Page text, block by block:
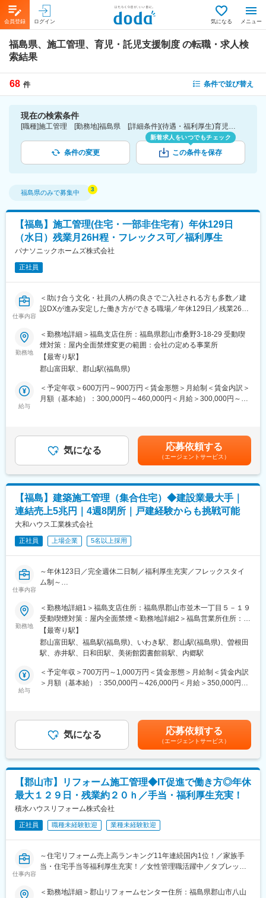
会員登録 ログイン 気になる メニュー
福島県、施工管理、育児・託児支援制度 の転職・求人検
索結果
68 件 条件で並び替え
現在の検索条件
[職種]施工管理 [勤務地]福島県 [詳細条件](待遇・福利厚生)育児・託児支援制度
条件の変更
新着求人をいつでもチェック
この条件を保存
福島県のみで募集中
【福島】施工管理(住宅・一部非住宅有）年休129日
（水日）残業月26H程・フレックス可／福利厚生
パナソニックホームズ株式会社
正社員
仕事内容
＜助け合う文化・社員の人柄の良さでご入社される方も多数／建
設DXが進み安定した働き方ができる職場／年休129日／残業26H
を持つ建物の建築に携わり、住宅だけでなく非住宅分野の経験も
積むことが可能＞
主に当社の主力商品である戸建および集合住宅の建築施工管理
（工事管理）を担当していただきます。
都市部においては、複合的な利用目的を持つ最大９階建まで建築
可能な『多層階住宅：ビューノ』を担当いただくケースもござい
チームワークを大切にする社風。周りや顧客のためになることで
あれば積極的に情報共有&手を差し伸べる社員が多く、社風の良さ
◎職場環境
パナソニックをルーツにもつ当社ならではのコンプライアンス遵
守で安心の職場環境。育休取得や福利厚生も充実！（男性78％・
女性100%・産後職場復帰率97%以上）
◎働き方
直行直帰や在宅勤務が可能です。残業も月26h程・繁忙期も
30~40h程と業界の中でもトップクラスに働き方が整っています！
・年間休日129日＋有給最大25日（入社時から付与／入社日によ
って変動）
・残業は月26H程。定時退社日や柔軟な振替制度により、メリハ
リのある働き方が可能です
・フレックスタイムも利用可で、コアタイムなしの柔軟な勤務が
車貸与）
・在宅勤務推奨も進行中。タブレットやノートPCでの業務管理に
◇社宅制度について：通勤が困難な場合、下記基準に基づいて社
宅貸与がございます。
(1)入社により転宅が発生する場合
(2)前勤務先の社宅に入居しており、当社入社にあたって新たに住
居の確保が必要となる場合
(3)前勤務先から5万円程度以上の住宅手当を支給されており、入
社にあたって住居費負担が増大する場合
※社内基準に準じた引越費用と赴任旅費の会社負担もあり
※詳細は面接の際にご確認いただけます
※在宅勤務、リモートワークの利用には条件あり。詳細は面接で個
勤務地
＜勤務地詳細＞福島支店住所：福島県郡山市桑野3-18-29 受動喫
煙対策：屋内全面禁煙変更の範囲：会社の定める事業所
【最寄り駅】
郡山富田駅、郡山駅(福島県)
給与
＜予定年収＞600万円～900万円＜賃金形態＞月給制＜賃金内訳＞
月額（基本給）：300,000円～460,000円＜月給＞300,000円～
気になる 応募依頼する
（エージェントサービス）
【福島】建築施工管理（集合住宅）◆建設業最大手｜
連結売上5兆円｜4週8閉所｜戸建経験からも挑戦可能
大和ハウス工業株式会社
正社員 上場企業 5名以上採用
仕事内容
～年休123日／完全週休二日制／福利厚生充実／フレックスタイ
ム制～
◎福利厚生充実：手厚い住宅補助（対象条件あり）／子1人の出生
金100万支給
◎東証プライム上場：建設業時価総額1位／グループで5.2兆円規
模
■担当業務：企画建築（プレハブS造）の、低層集合住宅における
建築施工管理業務
点検確認・軌道修正）を行ない施主様へ良品をお渡しする業務（※
一部建物引渡し後のアフター点検）
【物件】自社プレハブ商品シリーズ（重量・軽量鉄骨構造）、S造
＊対象物に明確な区分けはなく、Ｓ造・ＲＣ造をご担当いただき
ます
■職務の魅力
・シリーズ、建築規模の大小、建設地毎の施工条件により計画の
立て方が変わったりするため、現場によって違いがあり様々な経
験を積んでキャリアアップすることが可能です。
★ご経験が少ない方も、短期間で基本的な業務は習得できます。
・システム建築且つ協力会社が固定されているため、工程管理が
勤務地
＜勤務地詳細1＞福島支店住所：福島県郡山市並木一丁目５－１９
受動喫煙対策：屋内全面禁煙＜勤務地詳細2＞福島営業所住所：福
島県福島市八木田字並柳１２７番地の２ 受動喫煙対策：屋内全面
禁煙＜勤務地詳細3＞いわき出張所（サテライトオフィス）住所：
福島県いわき市平字田町１２０ ラトブ８階受動喫煙対策：屋内全
【最寄り駅】
郡山富田駅、福島駅(福島県)、いわき駅、郡山駅(福島県)、曽根田
駅、赤井駅、日和田駅、美術館図書館前駅、内郷駅
給与
＜予定年収＞700万円～1,000万円＜賃金形態＞月給制＜賃金内訳
＞月額（基本給）：350,000円～426,000円＜月給＞350,000円～
構成：月額×12ヶ月＋賞与＋諸手当＋残業代■残業は15分単位で管
理賃金はあくまでも目安の金額であり、選考を通じて上下する可
能性があります。月給(月額)は固定手当を含めた表記です。
気になる 応募依頼する
（エージェントサービス）
【郡山市】リフォーム施工管理◆IT促進で働き方◎年休
最大１２９日・残業約２０ｈ／手当・福利厚生充実！
積水ハウスリフォーム株式会社
正社員 職種未経験歓迎 業種未経験歓迎
仕事内容
～住宅リフォーム売上高ランキング11年連続国内1位！／家族手
当・住宅手当等福利厚生充実！／女性管理職活躍中／タブレット
日制・残業平均約20hで長期就業可能な環境です！～
＜勤務地詳細＞郡山リフォームセンター住所：福島県郡山市八山